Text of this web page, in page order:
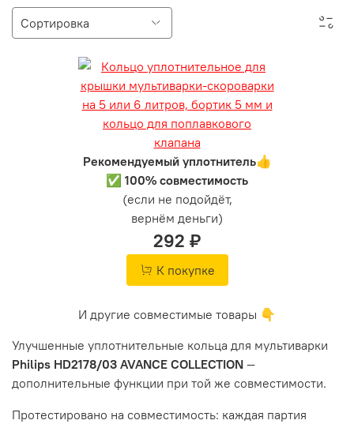
Рекомендуемый уплотнитель👍
✅ 100% совместимость
(если не подойдёт,
вернём деньги)
292 ₽
К покупке
И другие совместимые товары 👇
Улучшенные уплотнительные кольца для мультиварки
Philips HD2178/03 AVANCE COLLECTION —
дополнительные функции при той же совместимости.
Протестировано на совместимость: каждая партия